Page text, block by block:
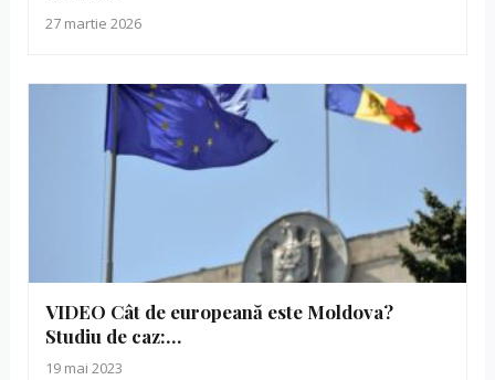
27 martie 2026
VIDEO Cât de europeană este Moldova?
Studiu de caz:…
19 mai 2023